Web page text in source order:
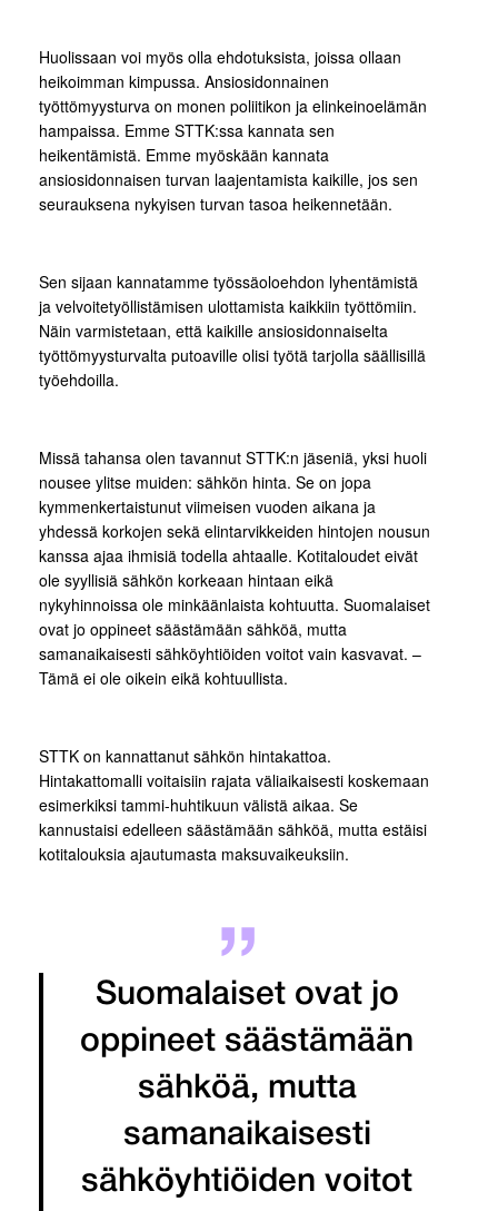
Huolissaan voi myös olla ehdotuksista, joissa ollaan
heikoimman kimpussa. Ansiosidonnainen
työttömyysturva on monen poliitikon ja elinkeinoelämän
hampaissa. Emme STTK:ssa kannata sen
heikentämistä. Emme myöskään kannata
ansiosidonnaisen turvan laajentamista kaikille, jos sen
seurauksena nykyisen turvan tasoa heikennetään.
Sen sijaan kannatamme työssäoloehdon lyhentämistä
ja velvoitetyöllistämisen ulottamista kaikkiin työttömiin.
Näin varmistetaan, että kaikille ansiosidonnaiselta
työttömyysturvalta putoaville olisi työtä tarjolla säällisillä
työehdoilla.
Missä tahansa olen tavannut STTK:n jäseniä, yksi huoli
nousee ylitse muiden: sähkön hinta. Se on jopa
kymmenkertaistunut viimeisen vuoden aikana ja
yhdessä korkojen sekä elintarvikkeiden hintojen nousun
kanssa ajaa ihmisiä todella ahtaalle. Kotitaloudet eivät
ole syyllisiä sähkön korkeaan hintaan eikä
nykyhinnoissa ole minkäänlaista kohtuutta. Suomalaiset
ovat jo oppineet säästämään sähköä, mutta
samanaikaisesti sähköyhtiöiden voitot vain kasvavat. –
Tämä ei ole oikein eikä kohtuullista.
STTK on kannattanut sähkön hintakattoa.
Hintakattomalli voitaisiin rajata väliaikaisesti koskemaan
esimerkiksi tammi-huhtikuun välistä aikaa. Se
kannustaisi edelleen säästämään sähköä, mutta estäisi
kotitalouksia ajautumasta maksuvaikeuksiin.
Suomalaiset ovat jo
oppineet säästämään
sähköä, mutta
samanaikaisesti
sähköyhtiöiden voitot